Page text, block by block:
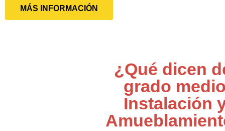
MÁS INFORMACIÓN
¿Qué dicen
grado
Instalación